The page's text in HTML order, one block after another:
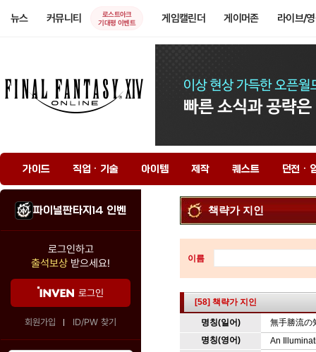
뉴스 커뮤니티
로스트아크
기대평 이벤트
게임캘린더 게이머존 라이브/
가이드 직업 · 기술 아이템 제작 퀘스트 던전 ·
파이널판타지14 인벤
로그인하고
출석보상 받으세요!
로그인
회원가입 ID/PW 찾기
책략가 지인
이름
[58] 책략가 지인
명칭(일어)
無手勝流の
명칭(영어)
An